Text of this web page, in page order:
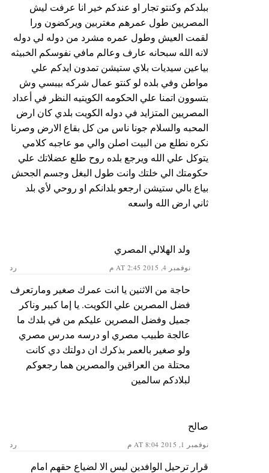
ببلدكم وكنتو تجار او عندكم خير انا عرفت ليش
المصريين طول عمرهم مغتربين ويركضون ورا
لقمت العيش وطول عمره مشرد من دوله لي دوله
لانه الله سبحانه عارف وعالم مافي نفوسكم الخبيثه
بياعين سيديات بلاي ستيشن تمدون ايدكم علي
مواطن وفي بلده لو كنتو عمال شركه بيبسي وش
بتسوون اتمنا علي الحكومه الكويتيه النظر في أعداد
المصريين المتزايد في دوله الكويت بلدي كان ارض
المحبه والسلام جونا ناس من كل بقاع الارض وصرنا
نكره نطلع من البيت اصلن والي مو عاجبه كلامي
يتوكل علي الله ويرجع بلده روح طلع عضلاتك علي
حكومتك الي خلتك وانت طول البغل وجسم الجحش
بياع بالي ستيشن ارجعو بلدانكم او روحي لأي بلد
ثاني ارض الله واسعه
ولد الهلالي المصري
نوفمبر 4, 2015 AT 2:45 م رد
حاجة من الاثنين يا انت عمرك صغير ومارتعرف
فضل المصرين علي الكويت. يا إما كبير وناكر
جميل وفضل المصرين عليكم من في بلدك ما
عالجة طبيب مصري او درسه مدرس مصري
ولو صغير بالعمر بذكرك ان دولتك دي كانت
محتلة من العراقين والمصرين هما رجعوكم
لبلادكم سالمين
صالح
نوفمبر 1, 2015 AT 8:04 م رد
قرار ترحيل الوافدين ليس الا لضياع حقهم امام